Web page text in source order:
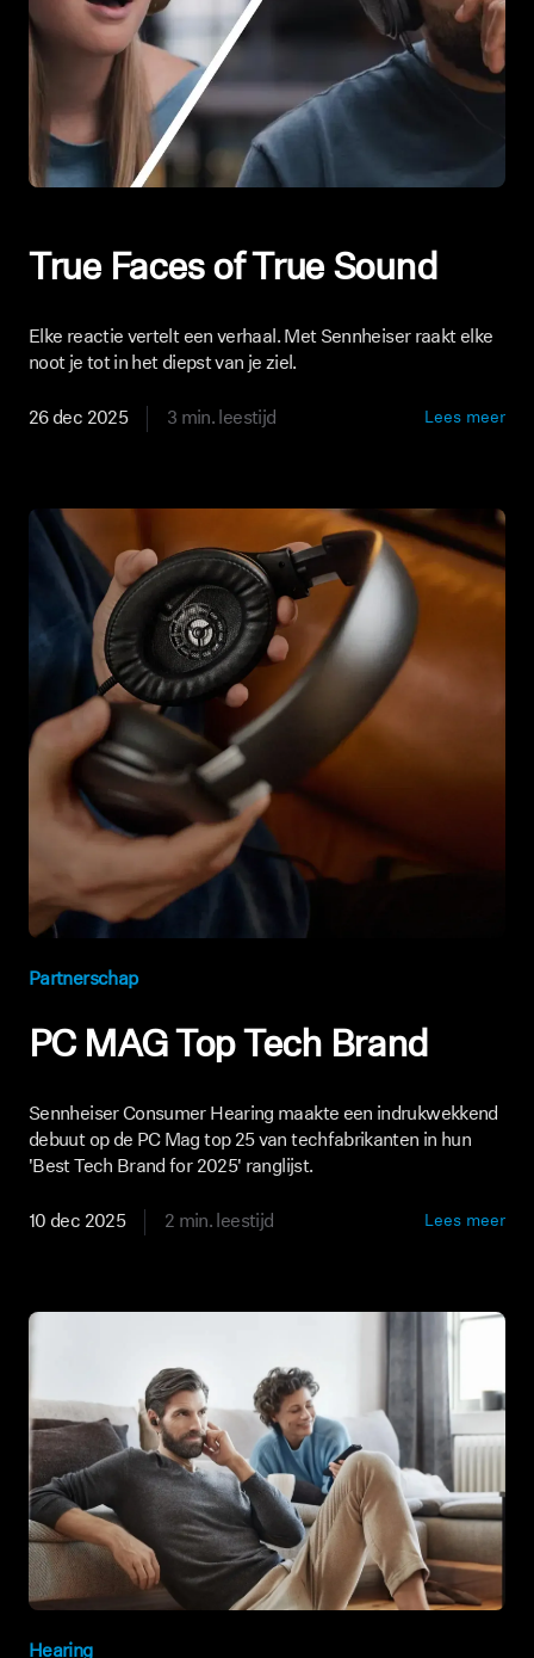
True Faces of True Sound
Elke reactie vertelt een verhaal. Met Sennheiser raakt elke
noot je tot in het diepst van je ziel.
26 dec 2025 3 min. leestijd Lees meer
Partnerschap
PC MAG Top Tech Brand
Sennheiser Consumer Hearing maakte een indrukwekkend
debuut op de PC Mag top 25 van techfabrikanten in hun
'Best Tech Brand for 2025' ranglijst.
10 dec 2025 2 min. leestijd Lees meer
Hearing